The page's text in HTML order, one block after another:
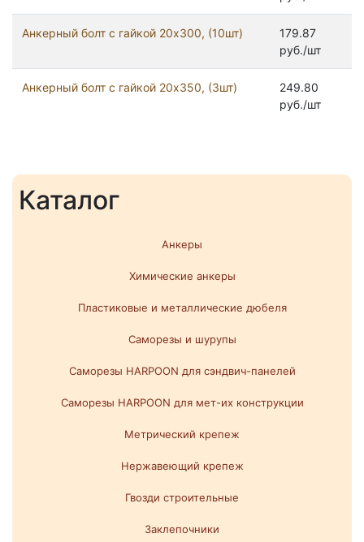
Каталог
Анкеры
Химические анкеры
Пластиковые и металлические дюбеля
Саморезы и шурупы
Саморезы HARPOON для сэндвич-панелей
Саморезы HARPOON для мет-их конструкции
Метрический крепеж
Нержавеющий крепеж
Гвозди строительные
Заклепочники
Анкерный болт с гайкой 20x300, (10шт)
179.87
руб./шт
Анкерный болт с гайкой 20x350, (3шт)
249.80
руб./шт